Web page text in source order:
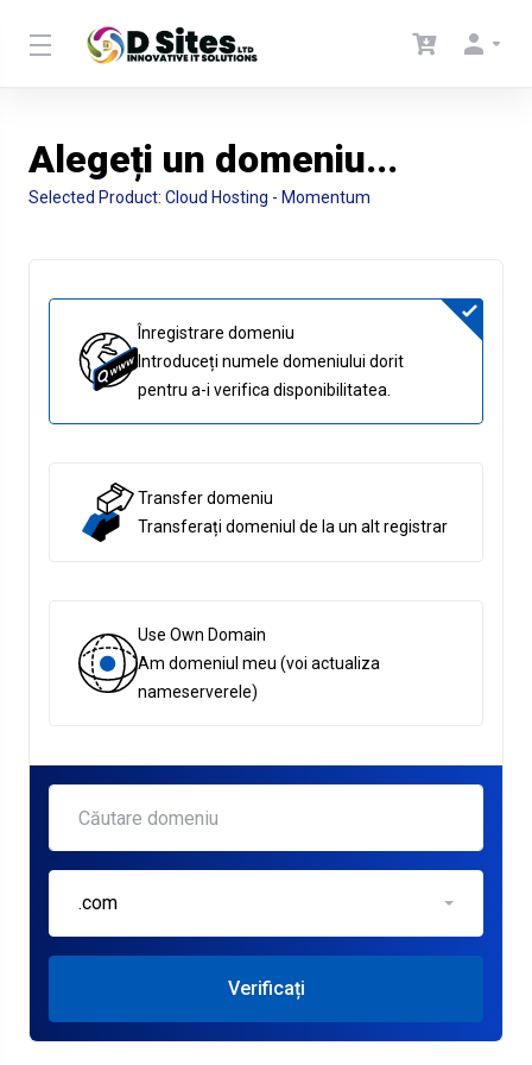
Alegeți un domeniu...
Selected Product: Cloud Hosting - Momentum
Înregistrare domeniu
Introduceți numele domeniului dorit
pentru a-i verifica disponibilitatea.
Transfer domeniu
Transferați domeniul de la un alt registrar
Use Own Domain
Am domeniul meu (voi actualiza
nameserverele)
.com
Verificați